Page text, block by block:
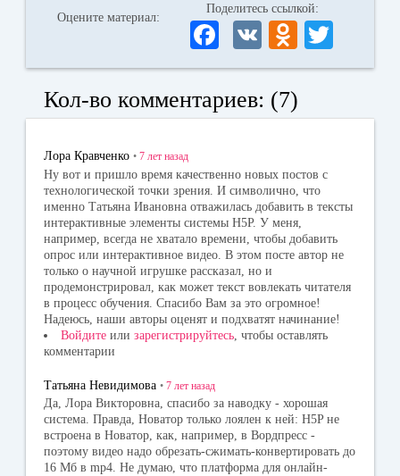
Оцените материал:
Поделитесь ссылкой:
Fa
ce
bo
ok
V
K
O
dn
la
ni
ki
wi
r
Кол-во комментариев: (7)
Лора Кравченко • 7 лет назад
Ну вот и пришло время качественно новых постов с
технологической точки зрения. И символично, что
именно Татьяна Ивановна отважилась добавить в тексты
интерактивные элементы системы H5P. У меня,
например, всегда не хватало времени, чтобы добавить
опрос или интерактивное видео. В этом посте автор не
только о научной игрушке рассказал, но и
продемонстрировал, как может текст вовлекать читателя
в процесс обучения. Спасибо Вам за это огромное!
Надеюсь, наши авторы оценят и подхватят начинание!
Войдите или зарегистрируйтесь , чтобы оставлять
комментарии
Татьяна Невидимова • 7 лет назад
Да, Лора Викторовна, спасибо за наводку - хорошая
система. Правда, Новатор только лоялен к ней: H5P не
встроена в Новатор, как, например, в Вордпресс -
поэтому видео надо обрезать-сжимать-конвертировать до
16 Мб в mp4. Не думаю, что платформа для онлайн-